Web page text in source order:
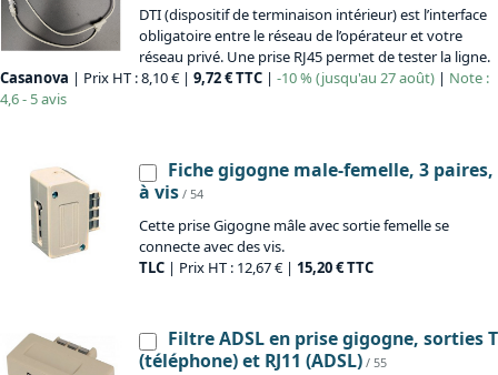
DTI (dispositif de terminaison intérieur) est l’interface
obligatoire entre le réseau de l’opérateur et votre
réseau privé. Une prise RJ45 permet de tester la ligne.
Casanova | Prix HT : 8,10 € | 9,72 € TTC | -10 % (jusqu'au 27 août) | Note :
4,6 - 5 avis
Fiche gigogne male-femelle, 3 paires,
à vis / 54
Cette prise Gigogne mâle avec sortie femelle se
connecte avec des vis.
TLC | Prix HT : 12,67 € | 15,20 € TTC
Filtre ADSL en prise gigogne, sorties T
(téléphone) et RJ11 (ADSL) / 55